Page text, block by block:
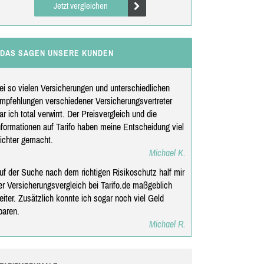
Jetzt vergleichen
DAS SAGEN UNSERE KUNDEN
so vielen Versicherungen und unterschiedlichen
verschiedener Versicherungsvertreter
ich total verwirrt. Der Preisvergleich und die
auf Tarifo haben meine Entscheidung viel
gemacht.
Michael K.
der Suche nach dem richtigen Risikoschutz half mir
Versicherungsvergleich bei Tarifo.de maßgeblich
Zusätzlich konnte ich sogar noch viel Geld
Michael R.